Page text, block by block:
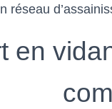
réseau
en